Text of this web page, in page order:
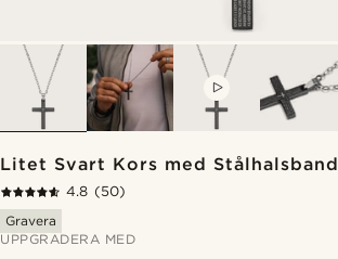
Litet Svart Kors med Stålhalsband
4.8 (50)
Gravera
UPPGRADERA MED